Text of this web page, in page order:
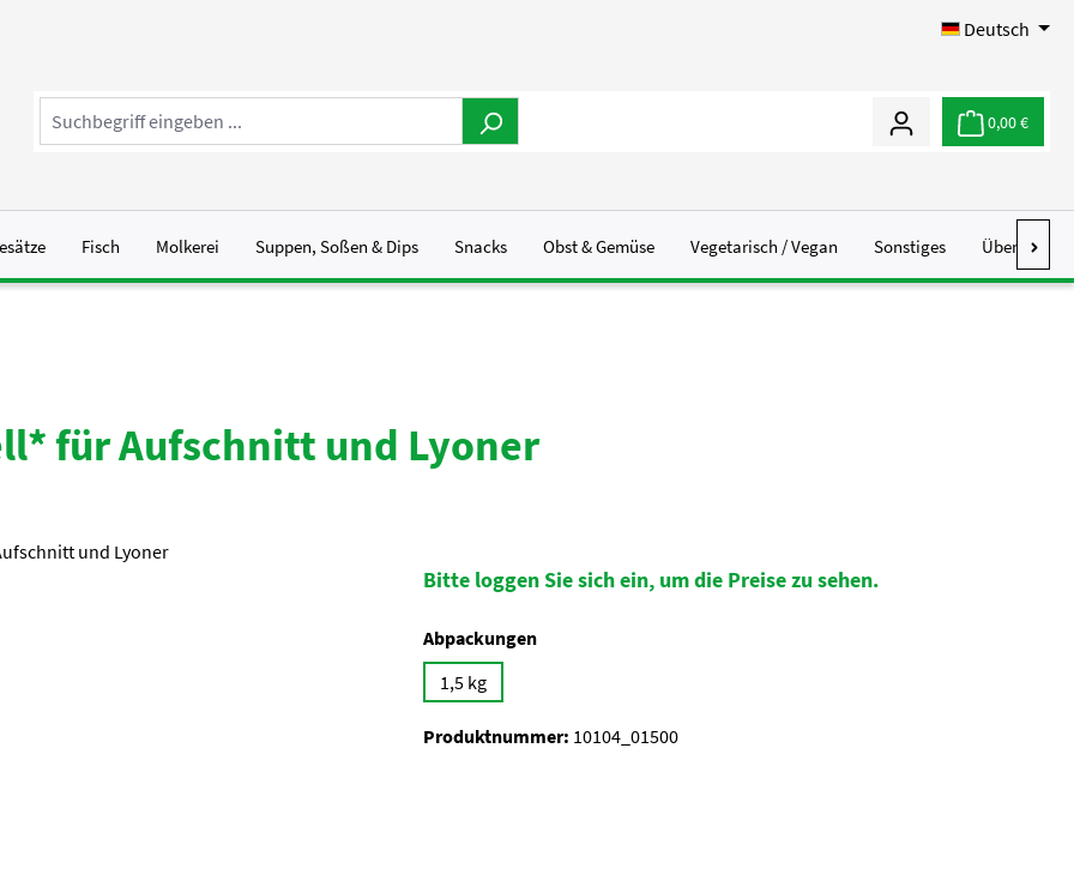
Deutsch
0,00 €
Fisch Molkerei Suppen, Soßen & Dips Snacks Obst & Gemüse Vegetarisch / Vegan Sonstiges Über Uns
für Aufschnitt und Lyoner
Bitte loggen Sie sich ein, um die Preise zu sehen.
Abpackungenauswählen
1,5 kg
Produktnummer: 10104_01500